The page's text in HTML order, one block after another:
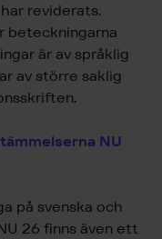
reviderats.
beteckningarna
är av språklig
av större saklig
NU
på svenska och
26 finns även ett